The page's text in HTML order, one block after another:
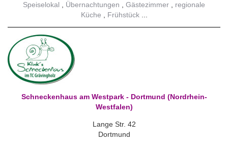
Speiselokal
Übernachtungen Gästezimmer
regionale
Küche
Frühstück
Schneckenhaus am Westpark - Dortmund (Nordrhein-
Westfalen)
Lange Str. 42
Dortmund